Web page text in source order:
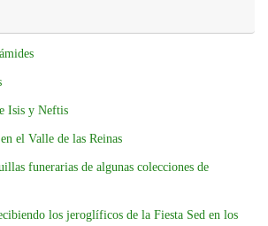
Isis y Neftis
el Valle de las Reinas
funerarias de algunas colecciones de
los jeroglíficos de la Fiesta Sed en los